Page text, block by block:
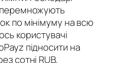
по мінімуму на всю
користувачі
підносити на
сотні RUB.